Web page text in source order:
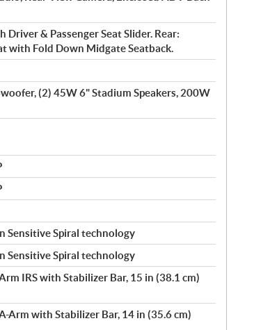
& Passenger Seat Slider. Rear:
with Fold Down Midgate Seatback.
(2) 45W 6" Stadium Speakers, 200W
Sensitive Spiral technology
Sensitive Spiral technology
IRS with Stabilizer Bar, 15 in (38.1 cm)
Arm with Stabilizer Bar, 14 in (35.6 cm)